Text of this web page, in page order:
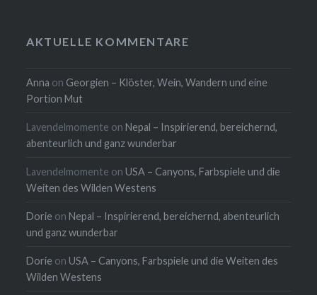
AKTUELLE KOMMENTARE
Anna on Georgien – Klöster, Wein, Wandern und eine
Portion Mut
Lavendelmomente onNepal – Inspirierend, bereichernd,
abenteurlich und ganz wunderbar
Lavendelmomente onUSA – Canyons, Farbspiele und die
Weiten des Wilden Westens
Dorie onNepal – Inspirierend, bereichernd, abenteurlich
und ganz wunderbar
Dorie onUSA – Canyons, Farbspiele und die Weiten des
Wilden Westens